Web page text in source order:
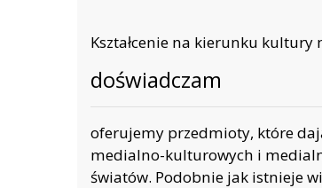
Kształcenie na kierunku
doświadczam
oferujemy przedmioty, które
medialno-kulturowych i
światów. Podobnie jak istnieje